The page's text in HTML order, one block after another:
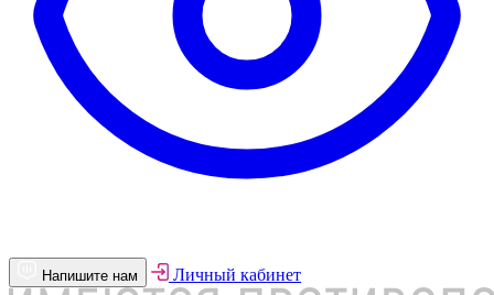
Напишите нам Личный кабинет